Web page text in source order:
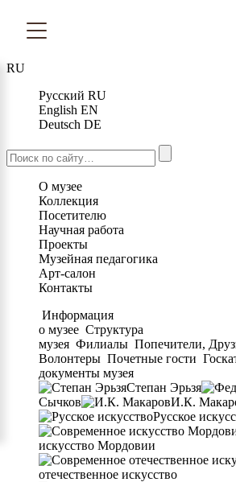
RU
Русский RU
English EN
Deutsch DE
О музее
Коллекция
Посетителю
Научная работа
Проекты
Музейная педагогика
Арт-салон
Контакты
Информация
о музее Структура
музея Филиалы Попечители,
Волонтеры Почетные гости
документы музея
Степан Эрьзя
Сычков
И.К.
Русское
искусство Мордовии
отечественное искусство